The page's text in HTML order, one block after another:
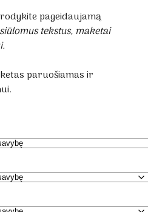
pageidaujamą
tekstus, maketai
paruošiamas ir